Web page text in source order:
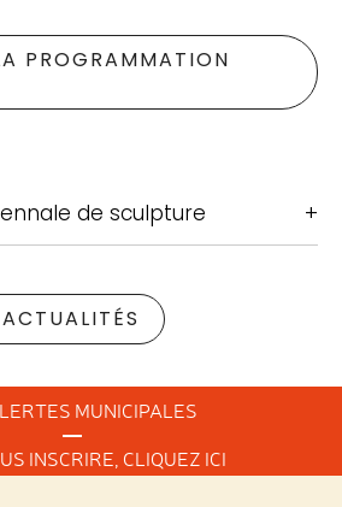
PROGRAMMATION
de sculpture
MUNICIPALES
INSCRIRE, CLIQUEZ ICI